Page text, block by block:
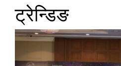
ट्रेन्डिङ